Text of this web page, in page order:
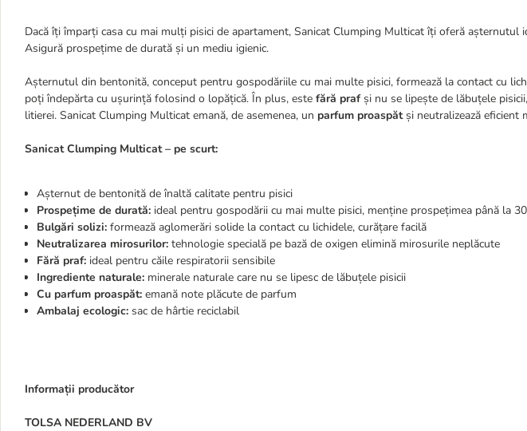
Dacă îți împarți casa cu mai mulți pisici de apartament, Sanicat Clumping Multicat îți oferă așternutul
Asigură prospețime de durată și un mediu igienic.
Așternutul din bentonită, conceput pentru gospodăriile cu mai multe pisici, formează la contact cu
poți îndepărta cu ușurință folosind o lopățică. În plus, este fără prafși nu se lipește de lăbuțele
litierei. Sanicat Clumping Multicat emană, de asemenea, un parfum proaspătși neutralizează eficient
Sanicat Clumping Multicat – pe scurt:
Așternut de bentonită de înaltă calitate pentru pisici
Prospețime de durată: ideal pentru gospodării cu mai multe pisici, menține prospețimea până la
Bulgări solizi: formează aglomerări solide la contact cu lichidele, curățare facilă
Neutralizarea mirosurilor: tehnologie specială pe bază de oxigen elimină mirosurile neplăcute
Fără praf: ideal pentru căile respiratorii sensibile
Ingrediente naturale: minerale naturale care nu se lipesc de lăbuțele pisicii
Cu parfum proaspăt: emană note plăcute de parfum
Ambalaj ecologic: sac de hârtie reciclabil
Informații producător
TOLSA NEDERLAND BV